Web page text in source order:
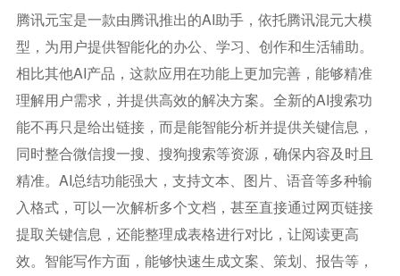
腾讯元宝是一款由腾讯推出的AI助手，依托腾讯混元大模
型，为用户提供智能化的办公、学习、创作和生活辅助。
相比其他AI产品，这款应用在功能上更加完善，能够精准
理解用户需求，并提供高效的解决方案。全新的AI搜索功
能不再只是给出链接，而是能智能分析并提供关键信息，
同时整合微信搜一搜、搜狗搜索等资源，确保内容及时且
精准。AI总结功能强大，支持文本、图片、语音等多种输
入格式，可以一次解析多个文档，甚至直接通过网页链接
提取关键信息，还能整理成表格进行对比，让阅读更高
效。智能写作方面，能够快速生成文案、策划、报告等，